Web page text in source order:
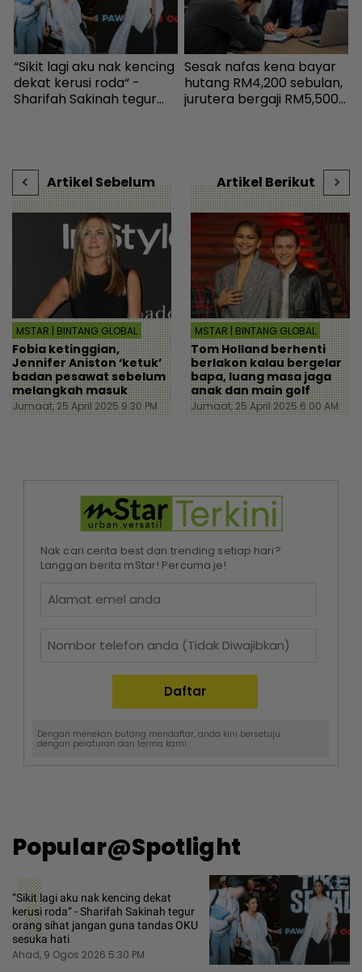
“Sikit lagi aku nak kencing
dekat kerusi roda“ -
Sharifah Sakinah tegur
Sesak nafas kena bayar
hutang RM4,200 sebulan,
jurutera bergaji RM5,500
Artikel Sebelum
MSTAR | BINTANG GLOBAL
Fobia ketinggian,
Jennifer Aniston ‘ketuk’
badan pesawat sebelum
melangkah masuk
Jumaat, 25 April 2025 9:30 PM
Artikel Berikut
MSTAR | BINTANG GLOBAL
Tom Holland berhenti
berlakon kalau bergelar
bapa, luang masa jaga
anak dan main golf
Jumaat, 25 April 2025 6:00 AM
Nak cari cerita best dan trending setiap hari?
Langgan berita mStar! Percuma je!
Dengan menekan butang mendaftar, anda kini bersetuju
dengan peraturan dan terma kami.
Popular@Spotlight
1
“Sikit lagi aku nak kencing dekat
kerusi roda“ - Sharifah Sakinah tegur
orang sihat jangan guna tandas OKU
sesuka hati
Ahad, 9 Ogos 2026 5:30 PM